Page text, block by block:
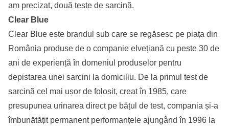
am precizat, două teste de sarcină.
Clear Blue
Clear Blue este brandul sub care se regăsesc pe piața din
România produse de o companie elvețiană cu peste 30 de
ani de experiență în domeniul produselor pentru
depistarea unei sarcini la domiciliu. De la primul test de
sarcină cel mai ușor de folosit, creat în 1985, care
presupunea urinarea direct pe bățul de test, compania și-a
îmbunătățit permanent performanțele ajungând în 1996 la